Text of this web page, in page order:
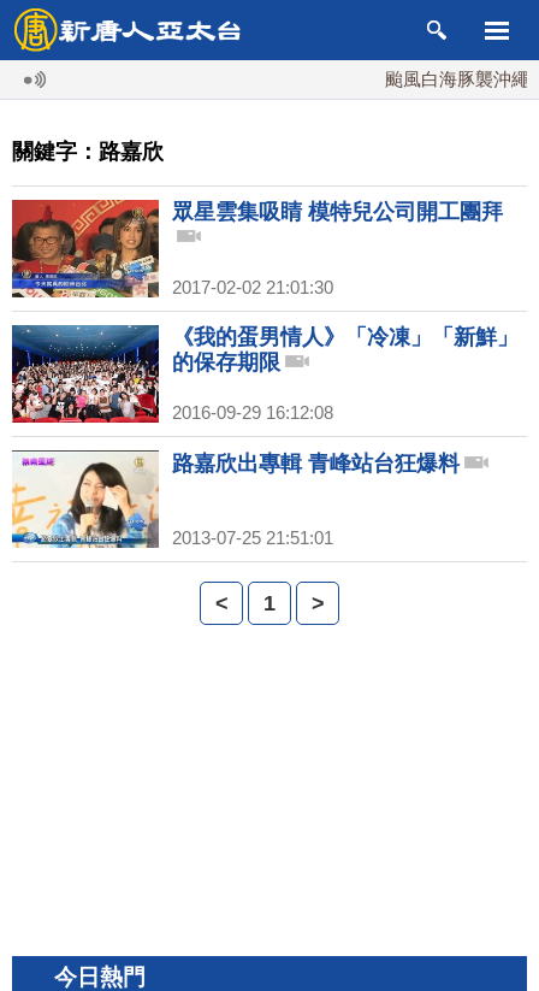
颱風白海豚襲沖繩
關鍵字：路嘉欣
眾星雲集吸睛 模特兒公司開工團拜
2017-02-02 21:01:30
《我的蛋男情人》「冷凍」「新鮮」
的保存期限
2016-09-29 16:12:08
路嘉欣出專輯 青峰站台狂爆料
2013-07-25 21:51:01
< 1 >
今日熱門